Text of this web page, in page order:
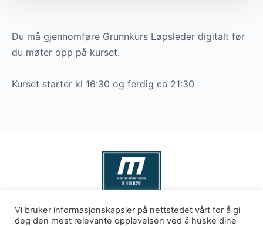
Du må gjennomføre Grunnkurs Løpsleder digitalt før
du møter opp på kurset.
Kurset starter kl 16:30 og ferdig ca 21:30
Levert avkks as © 2026 - Motorsport Kurs
Vi bruker informasjonskapsler på nettstedet vårt for å gi
deg den mest relevante opplevelsen ved å huske dine